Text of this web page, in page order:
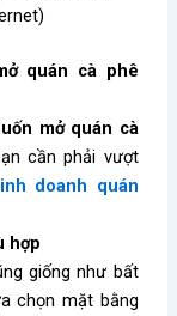
quán cà phê
mở quán cà
cần phải vượt
doanh quán
hợp
giống như bất
chọn mặt bằng